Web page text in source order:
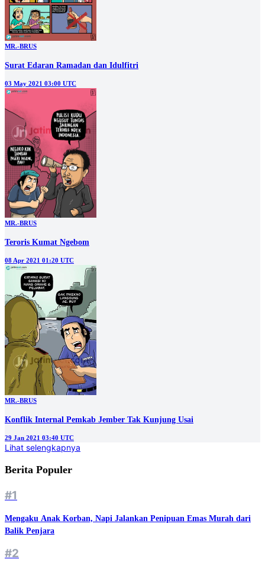
MR.-BRUS
Surat Edaran Ramadan dan Idulfitri
03 May 2021 03:00 UTC
MR.-BRUS
Teroris Kumat Ngebom
08 Apr 2021 01:20 UTC
MR.-BRUS
Konflik Internal Pemkab Jember Tak Kunjung Usai
29 Jan 2021 03:40 UTC
Lihat selengkapnya
Berita Populer
#1
Mengaku Anak Korban, Napi Jalankan Penipuan Emas Murah dari
Balik Penjara
#2